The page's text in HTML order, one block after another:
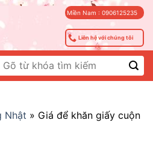
Miền Nam : 0906125235
Liên hệ với chúng tôi
Nhật » Giá để khăn giấy cuộn